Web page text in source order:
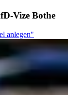
Vize Bothe
anlegen"